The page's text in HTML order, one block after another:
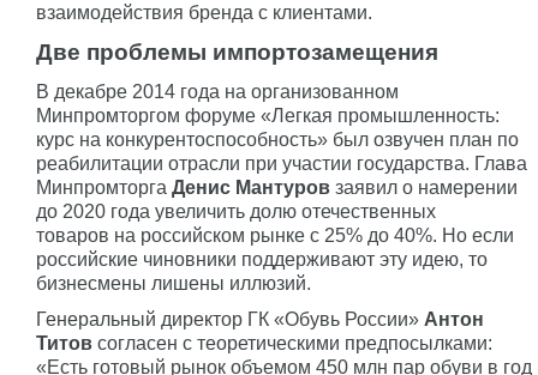
взаимодействия бренда с клиентами.
Две проблемы импортозамещения
В декабре 2014 года на организованном
Минпромторгом форуме «Легкая промышленность:
курс на конкурентоспособность» был озвучен план по
реабилитации отрасли при участии государства. Глава
Минпромторга Денис Мантуров заявил о намерении
до 2020 года увеличить долю отечественных
товаров на российском рынке с 25% до 40%. Но если
российские чиновники поддерживают эту идею, то
бизнесмены лишены иллюзий.
Генеральный директор ГК «Обувь России» Антон
Титов согласен с теоретическими предпосылками:
«Есть готовый рынок объемом 450 млн пар обуви в год